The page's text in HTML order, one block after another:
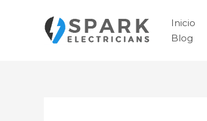
contenido
Inicio
Blog